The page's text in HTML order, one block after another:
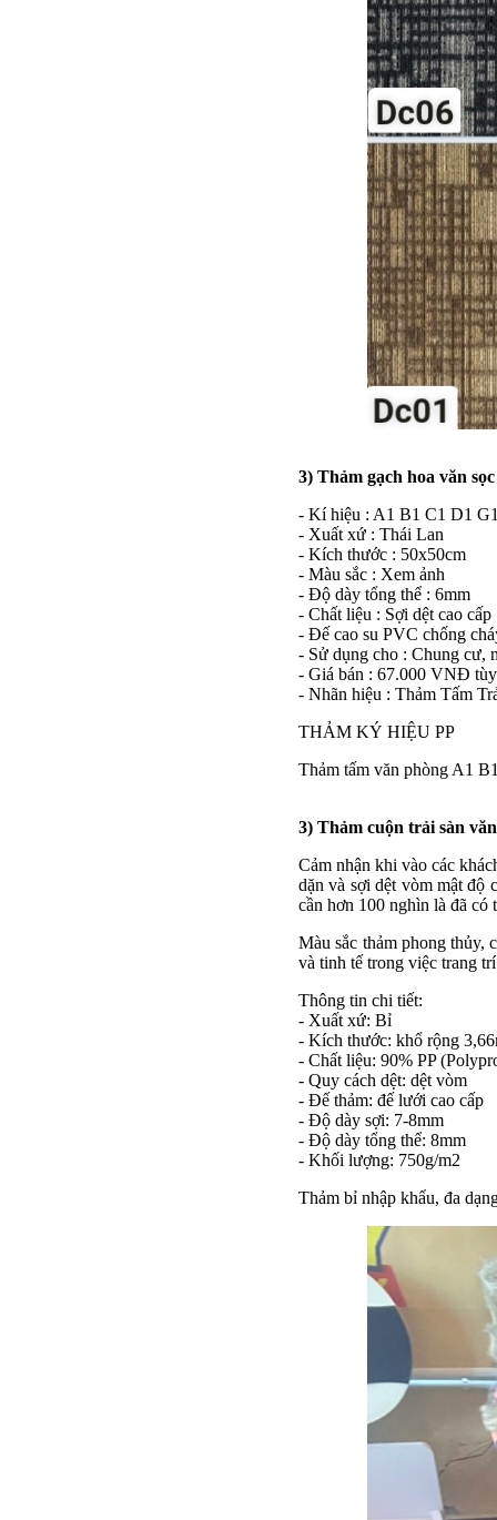
3) Thảm gạch hoa văn
- Kí hiệu : A1 B1 C1 D1
- Xuất xứ : Thái Lan
- Kích thước : 50x50cm
- Màu sắc : Xem ảnh
- Độ dày tổng thể : 6mm
- Chất liệu : Sợi dệt cao cấp
- Đế cao su PVC chống
- Sử dụng cho : Chung cư,
- Giá bán : 67.000 VNĐ
- Nhãn hiệu : Thảm Tấm
THẢM KÝ HIỆU PP
Thảm tấm văn phòng A1
3) Thảm cuộn trải sàn
Cảm nhận khi vào các
dặn và sợi dệt vòm mật độ
cần hơn 100 nghìn là đã có
Màu sắc thảm phong thủy,
và tinh tế trong việc trang
Thông tin chi tiết:
- Xuất xứ: Bỉ
- Kích thước: khổ rộng
- Chất liệu: 90% PP
- Quy cách dệt: dệt vòm
- Đế thảm: đế lưới cao cấp
- Độ dày sợi: 7-8mm
- Độ dày tổng thể: 8mm
- Khối lượng: 750g/m2
Thảm bỉ nhập khẩu, đa